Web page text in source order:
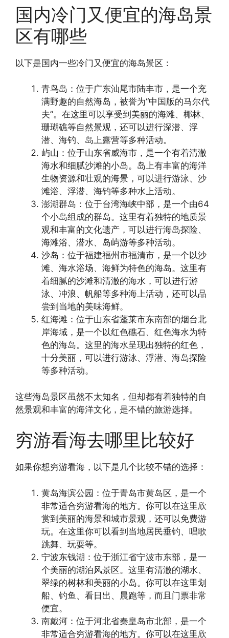
国内冷门又便宜的海岛景
区有哪些
以下是国内一些冷门又便宜的海岛景区：
青鸟岛：位于广东汕尾市陆丰市，是一个充
满野趣的自然海岛，被誉为“中国版的马尔代
夫”。在这里可以享受到美丽的海滩、椰林、
珊瑚礁等自然景观，还可以进行深潜、浮
潜、海钓、岛上露营等多种活动。
屿山：位于山东省威海市，是一个有着清澈
海水和细腻沙滩的小岛。岛上有丰富的海洋
生物资源和壮观的海景，可以进行游泳、沙
滩浴、浮潜、海钓等多种水上活动。
澎湖群岛：位于台湾海峡中部，是一个由64
个小岛组成的群岛。这里有着独特的地质景
观和丰富的文化遗产，可以进行海岛探险、
海滩浴、潜水、岛屿游等多种活动。
沙岛：位于福建福州市福清市，是一个以沙
滩、海水浴场、海鲜为特色的海岛。这里有
着细腻的沙滩和清澈的海水，可以进行游
泳、冲浪、帆船等多种海上活动，还可以品
尝到当地的美味海鲜。
红海滩：位于山东省蓬莱市东南部的烟台北
岸海域，是一个以红色礁石、红色海水为特
色的海岛。这里的海水呈现出独特的红色，
十分美丽，可以进行游泳、浮潜、海岛探险
等多种活动。
这些海岛景区虽然不太知名，但却都有着独特的自
然景观和丰富的海洋文化，是不错的旅游选择。
穷游看海去哪里比较好
如果你想穷游看海，以下是几个比较不错的选择：
黄岛海滨公园：位于青岛市黄岛区，是一个
非常适合穷游看海的地方。你可以在这里欣
赏到美丽的海景和城市景观，还可以免费游
玩。在这里你可以看到当地居民垂钓、唱歌
跳舞、玩耍等。
宁波东钱湖：位于浙江省宁波市东部，是一
个美丽的湖泊风景区。这里有清澈的湖水、
翠绿的树林和美丽的小岛。你可以在这里划
船、钓鱼、看日出、晨跑等，而且门票非常
便宜。
南戴河：位于河北省秦皇岛市北部，是一个
非常适合穷游看海的地方。你可以在这里欣